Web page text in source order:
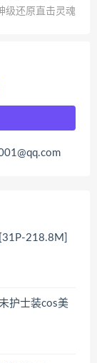
级还原直击灵魂
218.8M]
护士装cos美